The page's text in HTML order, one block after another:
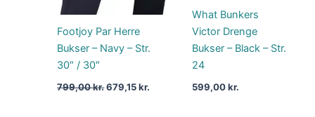
Footjoy Par Herre
Bukser – Navy – Str.
30″ / 30″
799,00kr.679,15kr.
What Bunkers
Victor Drenge
Bukser – Black – Str.
24
599,00kr.